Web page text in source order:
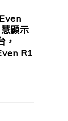
顯示
，
R1